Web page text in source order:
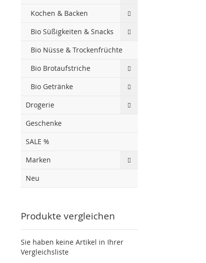
Kochen & Backen
Bio Süßigkeiten & Snacks
Bio Nüsse & Trockenfrüchte
Bio Brotaufstriche
Bio Getränke
Drogerie
Geschenke
SALE %
Marken
Neu
Produkte vergleichen
Sie haben keine Artikel in Ihrer
Vergleichsliste